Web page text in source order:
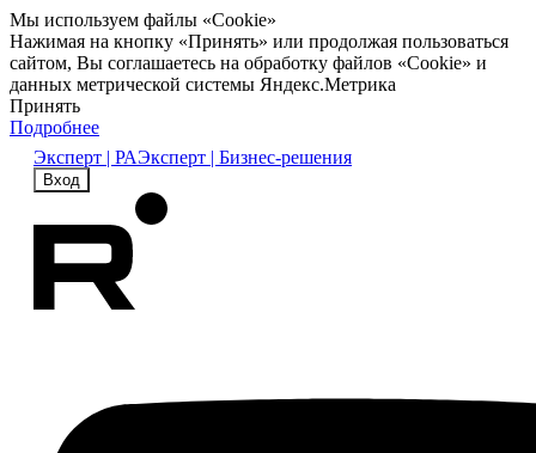
Мы используем файлы «Cookie»
Нажимая на кнопку «Принять» или продолжая пользоваться
сайтом, Вы соглашаетесь на обработку файлов «Cookie» и
данных метрической системы Яндекс.Метрика
Принять
Подробнее
Эксперт | РАЭксперт | Бизнес-решения
Вход